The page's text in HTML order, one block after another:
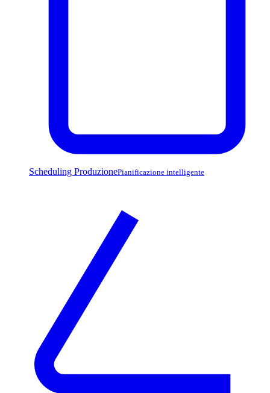
Scheduling ProduzionePianificazione intelligente